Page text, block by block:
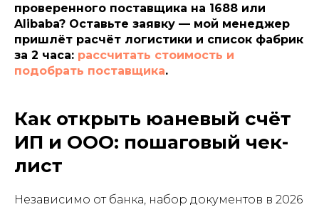
проверенного поставщика на 1688 или
Alibaba? Оставьте заявку — мой менеджер
пришлёт расчёт логистики и список фабрик
за 2 часа: рассчитать стоимость и
подобрать поставщика.
Как открыть юаневый счёт
ИП и ООО: пошаговый чек-
лист
Независимо от банка, набор документов в 2026